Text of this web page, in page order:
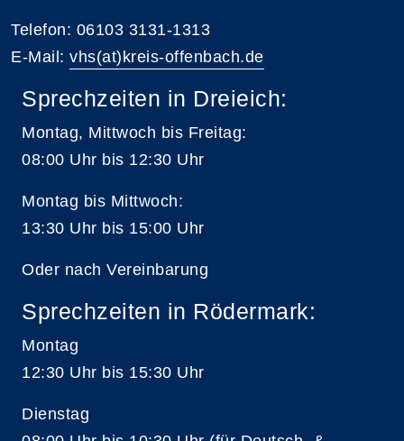
Telefon: 06103 3131-1313
E-Mail: vhs(at)kreis-offenbach.de
Sprechzeiten in Dreieich:
Montag, Mittwoch bis Freitag:
08:00 Uhr bis 12:30 Uhr
Montag bis Mittwoch:
13:30 Uhr bis 15:00 Uhr
Oder nach Vereinbarung
Sprechzeiten in Rödermark:
Montag
12:30 Uhr bis 15:30 Uhr
Dienstag